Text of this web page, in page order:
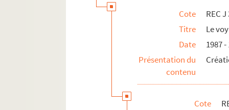
REC J 10.1-2. Alain Recoing militant de
REC L 1. Archives des collaborateurs d'Alain
REC M 1-4. Documentation générale sur la
REC T 1-3. Documents photographiques et
REC Z 1. Objets.
Cote
REC
Titre
Le
Date
1987 -
Présentation du
contenu
Cote